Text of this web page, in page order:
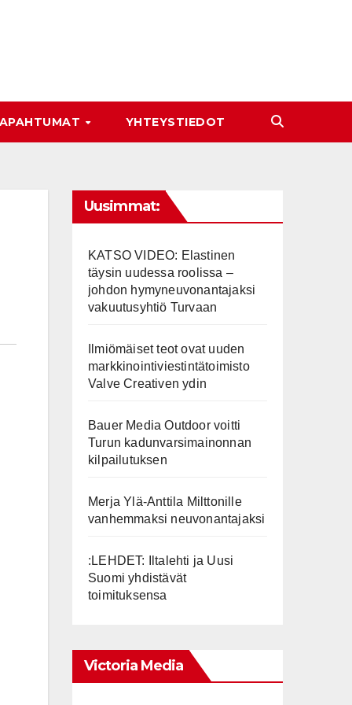
YHTEYSTIEDOT
Uusimmat:
KATSO VIDEO: Elastinen
täysin uudessa roolissa –
johdon hymyneuvonantajaksi
vakuutusyhtiö Turvaan
Ilmiömäiset teot ovat uuden
markkinointiviestintätoimisto
Valve Creativen ydin
Bauer Media Outdoor voitti
Turun kadunvarsimainonnan
kilpailutuksen
Merja Ylä-Anttila Milttonille
vanhemmaksi neuvonantajaksi
:LEHDET: Iltalehti ja Uusi
Suomi yhdistävät
toimituksensa
Victoria Media